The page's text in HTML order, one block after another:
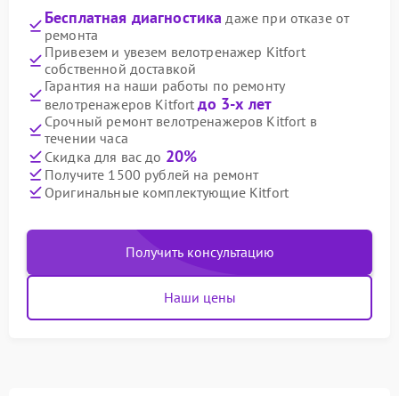
Бесплатная диагностика даже при отказе от
ремонта
Привезем и увезем велотренажер Kitfort
собственной доставкой
Гарантия на наши работы по ремонту
велотренажеров Kitfortдо 3-х лет
Срочный ремонт велотренажеров Kitfort в
течении часа
Скидка для вас до 20%
Получите 1500 рублей на ремонт
Оригинальные комплектующие Kitfort
Получить консультацию
Наши цены